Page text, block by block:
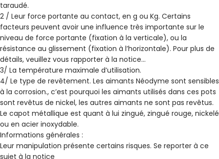
taraudé.
2 / Leur force portante au contact, en g ou Kg. Certains
facteurs peuvent avoir une influence très importante sur le
niveau de force portante (fixation à la verticale), ou la
résistance au glissement (fixation à l’horizontale). Pour plus de
détails, veuillez vous rapporter à la notice…
3/ La température maximale d’utilisation.
4/ Le type de revêtement. Les aimants Néodyme sont sensibles
à la corrosion., c’est pourquoi les aimants utilisés dans ces pots
sont revêtus de nickel, les autres aimants ne sont pas revêtus.
Le capot métallique est quant à lui zingué, zingué rouge, nickelé
ou en acier inoxydable.
Informations générales :
Leur manipulation présente certains risques. Se reporter à ce
sujet à la notice